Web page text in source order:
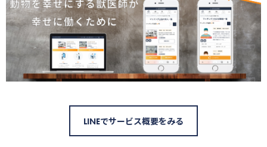
LINEでサービス概要をみる